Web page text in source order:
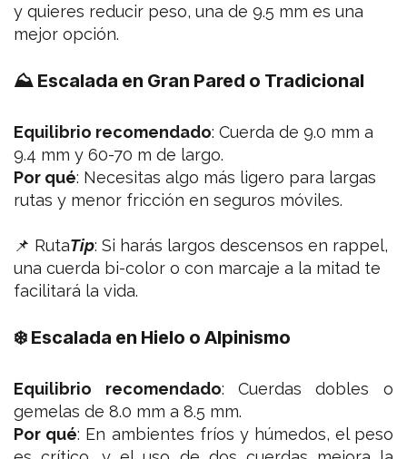
y quieres reducir peso, una de 9.5 mm es una
mejor opción.
⛰ Escalada en Gran Pared o Tradicional
Equilibrio recomendado: Cuerda de 9.0 mm a
9.4 mm y 60-70 m de largo.
Por qué: Necesitas algo más ligero para largas
rutas y menor fricción en seguros móviles.
📌 RutaTip: Si harás largos descensos en rappel,
una cuerda bi-color o con marcaje a la mitad te
facilitará la vida.
❄️ Escalada en Hielo o Alpinismo
Equilibrio recomendado: Cuerdas dobles o
gemelas de 8.0 mm a 8.5 mm.
Por qué: En ambientes fríos y húmedos, el peso